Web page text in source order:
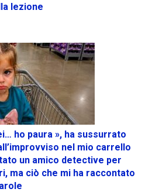
lezione
ho paura », ha sussurrato
nel mio carrello
un amico detective per
ma ciò che mi ha raccontato